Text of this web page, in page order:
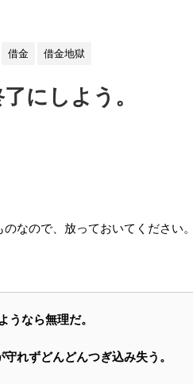
借金 借金地獄
にしよう。
なので、放っておいてください。
なら無理だ。
れずどんどんつぎ込み失う。